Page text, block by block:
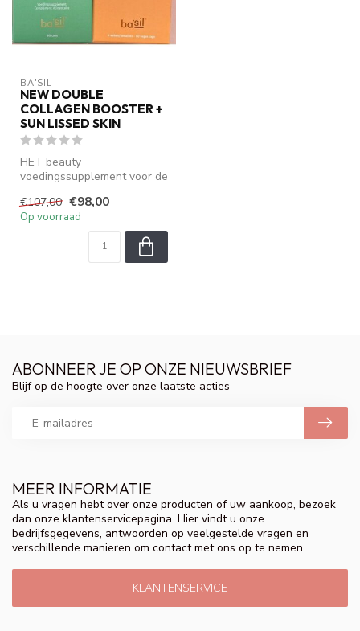
BA'SIL
NEW DOUBLE
COLLAGEN BOOSTER +
SUN LISSED SKIN
HET beauty
voedingssupplement voor de
haar en nagels ...
€107,00 €98,00
Op voorraad
MEER INFORMATIE
Als u vragen hebt over onze producten of uw aankoop, bezoek
dan onze klantenservicepagina. Hier vindt u onze
bedrijfsgegevens, antwoorden op veelgestelde vragen en
verschillende manieren om contact met ons op te nemen.
KLANTENSERVICE
ABONNEER JE OP ONZE NIEUWSBRIEF
Blijf op de hoogte over onze laatste acties